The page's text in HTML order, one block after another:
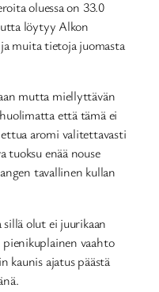
oluessa on 33.0
löytyy Alkon
muita tietoja juomasta
mutta miellyttävän
että tämä ei
aromi valitettavasti
tuoksu enää nouse
tavallinen kullan
olut ei juurikaan
vaahto
kaunis ajatus päästä